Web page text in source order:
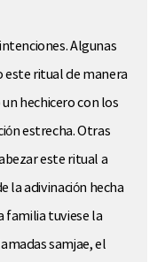
Algunas
este ritual de manera
hechicero con los
estrecha. Otras
este ritual a
la adivinación hecha
familia tuviese la
samjae, el